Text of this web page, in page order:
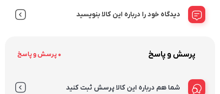
دیدگاه خود را درباره این کالا بنویسید
پرسش و پاسخ 0 پرسش و پاسخ
شما هم درباره این کالا پرسش ثبت کنید